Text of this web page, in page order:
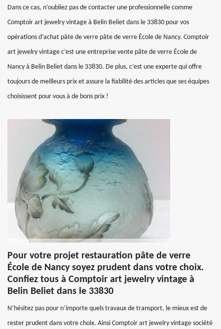
Dans ce cas, n’oubliez pas de contacter une professionnelle comme
Comptoir art jewelry vintage à Belin Beliet dans le 33830 pour vos
opérations d’achat pâte de verre pâte de verre École de Nancy. Comptoir
art jewelry vintage c’est une entreprise vente pâte de verre École de
Nancy à Belin Beliet dans le 33830. De plus, c’est une experte qui offre
toujours de meilleurs prix et assure la fiabilité des articles que ses équipes
choisissent pour vous à de bons prix !
Pour votre projet restauration pâte de verre
École de Nancy soyez prudent dans votre choix.
Confiez tous à Comptoir art jewelry vintage à
Belin Beliet dans le 33830
N’hésitez pas pour n’importe quels travaux de transport, le mieux est de
rester prudent dans votre choix. Ainsi Comptoir art jewelry vintage société